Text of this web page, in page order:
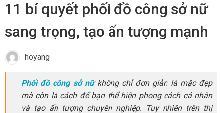
11 bí quyết phối đồ công sở nữ
sang trọng, tạo ấn tượng mạnh
hoyang
Phối đồ công sở nữkhông chỉ đơn giản là mặc đẹp
mà còn là cách để bạn thể hiện phong cách cá nhân
và tạo ấn tượng chuyên nghiệp. Tuy nhiên trên thị